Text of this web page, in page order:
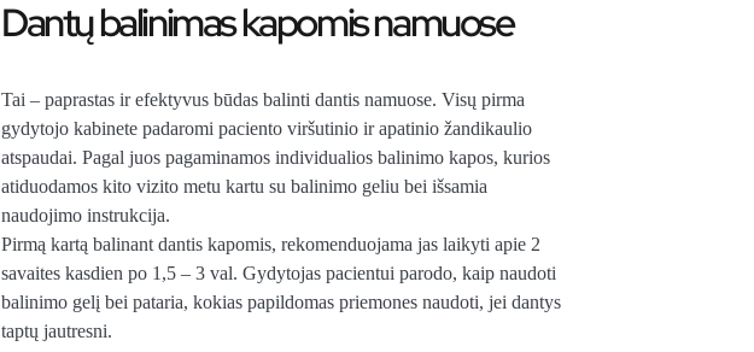
Dantų balinimas kapomis namuose
Tai – paprastas ir efektyvus būdas balinti dantis namuose. Visų pirma
gydytojo kabinete padaromi paciento viršutinio ir apatinio žandikaulio
atspaudai. Pagal juos pagaminamos individualios balinimo kapos, kurios
atiduodamos kito vizito metu kartu su balinimo geliu bei išsamia
naudojimo instrukcija.
Pirmą kartą balinant dantis kapomis, rekomenduojama jas laikyti apie 2
savaites kasdien po 1,5 – 3 val. Gydytojas pacientui parodo, kaip naudoti
balinimo gelį bei pataria, kokias papildomas priemones naudoti, jei dantys
taptų jautresni.